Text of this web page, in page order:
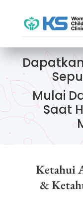
Mulai
Saat
Ketahui
&